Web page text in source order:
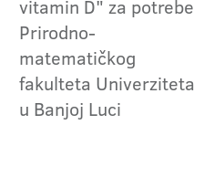
vitamin D" za potrebe
Prirodno-
matematičkog
fakulteta Univerziteta
u Banjoj Luci